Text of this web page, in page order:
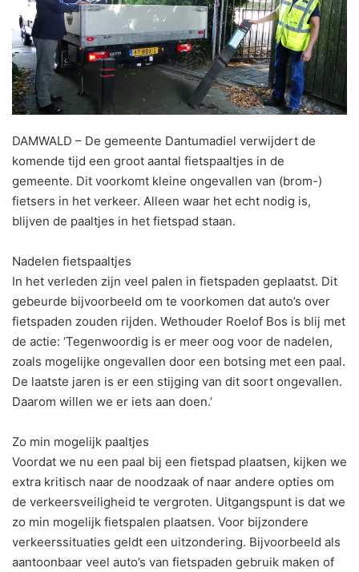
DAMWALD – De gemeente Dantumadiel verwijdert de
komende tijd een groot aantal fietspaaltjes in de
gemeente. Dit voorkomt kleine ongevallen van (brom-)
fietsers in het verkeer. Alleen waar het echt nodig is,
blijven de paaltjes in het fietspad staan.
Nadelen fietspaaltjes
In het verleden zijn veel palen in fietspaden geplaatst. Dit
gebeurde bijvoorbeeld om te voorkomen dat auto’s over
fietspaden zouden rijden. Wethouder Roelof Bos is blij met
de actie: ‘Tegenwoordig is er meer oog voor de nadelen,
zoals mogelijke ongevallen door een botsing met een paal.
De laatste jaren is er een stijging van dit soort ongevallen.
Daarom willen we er iets aan doen.’
Zo min mogelijk paaltjes
Voordat we nu een paal bij een fietspad plaatsen, kijken we
extra kritisch naar de noodzaak of naar andere opties om
de verkeersveiligheid te vergroten. Uitgangspunt is dat we
zo min mogelijk fietspalen plaatsen. Voor bijzondere
verkeerssituaties geldt een uitzondering. Bijvoorbeeld als
aantoonbaar veel auto’s van fietspaden gebruik maken of